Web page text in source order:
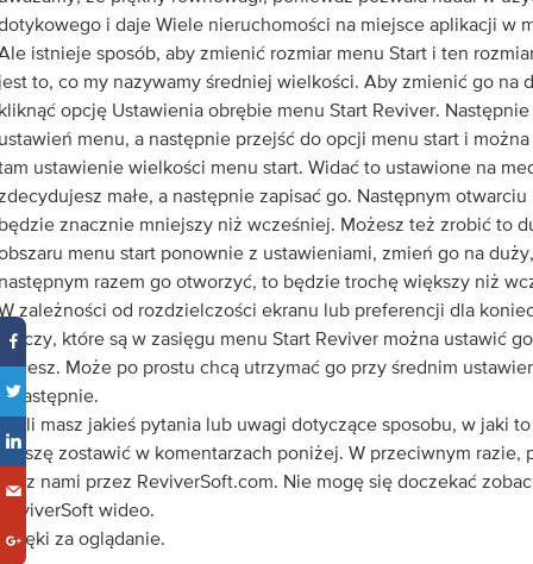
i daje Wiele nieruchomości na miejsce aplikacji w
istnieje sposób, aby zmienić rozmiar menu Start i ten
to, co my nazywamy średniej wielkości. Aby zmienić go na
opcję Ustawienia obrębie menu Start Reviver.
menu, a następnie przejść do opcji menu start i
ustawienie wielkości menu start. Widać to ustawione na
małe, a następnie zapisać go. Następnym
znacznie mniejszy niż wcześniej. Możesz też zrobić to
menu start ponownie z ustawieniami, zmień go na
razem go otworzyć, to będzie trochę większy niż
zależności od rozdzielczości ekranu lub preferencji dla
które są w zasięgu menu Start Reviver można ustawić
Może po prostu chcą utrzymać go przy średnim
następnie.
masz jakieś pytania lub uwagi dotyczące sposobu, w jaki
zostawić w komentarzach poniżej. W przeciwnym razie,
z nami przez ReviverSoft.com. Nie mogę się doczekać
wideo.
za oglądanie.